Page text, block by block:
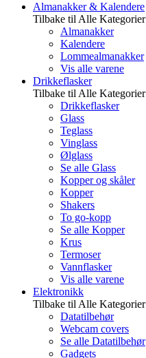
Almanakker & Kalendere
Tilbake til Alle Kategorier
Almanakker
Kalendere
Lommealmanakker
Vis alle varene
Drikkeflasker
Tilbake til Alle Kategorier
Drikkeflasker
Glass
Teglass
Vinglass
Ølglass
Se alle Glass
Kopper og skåler
Kopper
Shakers
To go-kopp
Se alle Kopper
Krus
Termoser
Vannflasker
Vis alle varene
Elektronikk
Tilbake til Alle Kategorier
Datatilbehør
Webcam covers
Se alle Datatilbehør
Gadgets